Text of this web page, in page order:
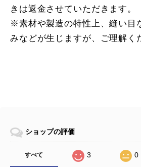
きは返金させていただきます。
※素材や製造の特性上、縫い目
みなどが生じますが、ご理解く
ショップの評価
すべて 3 0